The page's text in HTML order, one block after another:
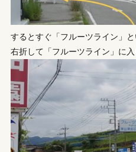
するとすぐ「フルーツライン」と
右折して「フルーツライン」に入